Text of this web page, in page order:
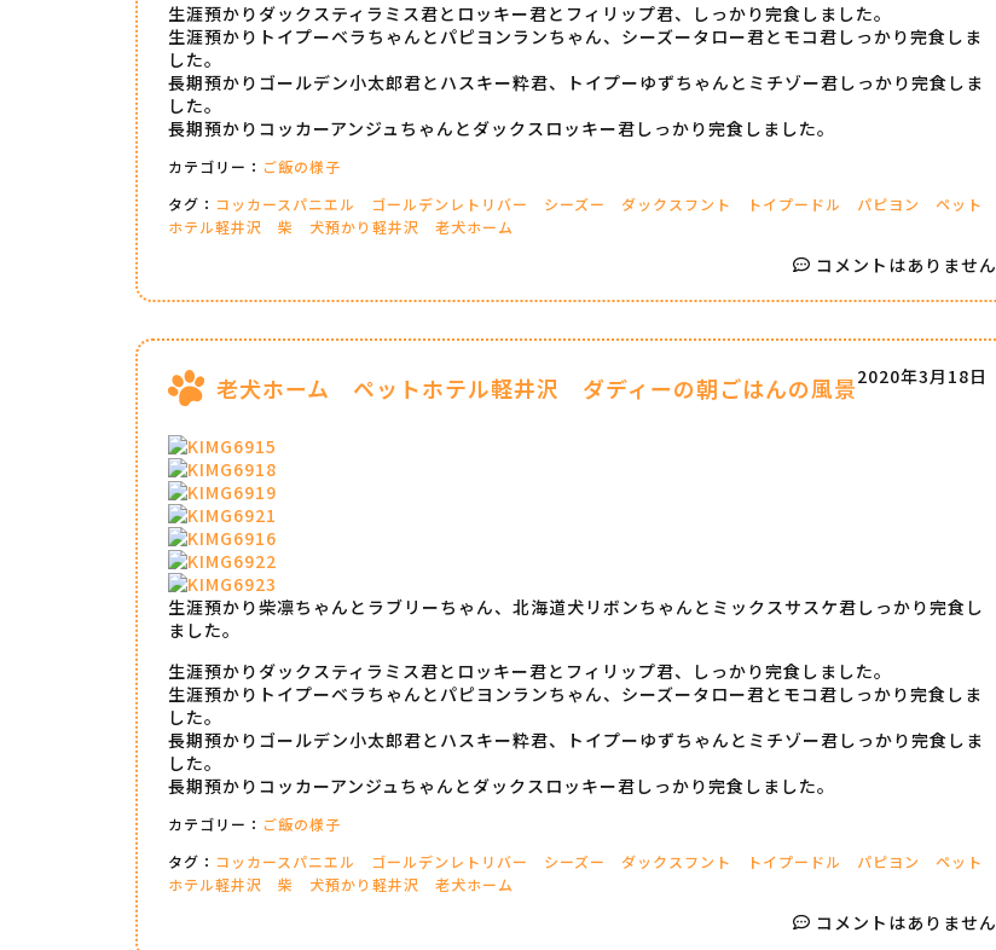
生涯預かりダックスティラミス君とロッキー君とフィリップ君、しっかり完食しました。
生涯預かりトイプーベラちゃんとパピヨンランちゃん、シーズータロー君とモコ君しっかり完食しま
した。
長期預かりゴールデン小太郎君とハスキー粋君、トイプーゆずちゃんとミチゾー君しっかり完食しま
した。
長期預かりコッカーアンジュちゃんとダックスロッキー君しっかり完食しました。
カテゴリー： ご飯の様子
タグ： コッカースパニエル ゴールデンレトリバー シーズー ダックスフント トイプードル パピヨン
ペット
ホテル軽井沢
柴 犬預かり軽井沢 老犬ホーム
コメントはありません
老犬ホーム ペットホテル軽井沢 ダディーの朝ごはんの風景2020年3月18日
生涯預かり柴凛ちゃんとラブリーちゃん、北海道犬リボンちゃんとミックスサスケ君しっかり完食し
ました。
生涯預かりダックスティラミス君とロッキー君とフィリップ君、しっかり完食しました。
生涯預かりトイプーベラちゃんとパピヨンランちゃん、シーズータロー君とモコ君しっかり完食しま
した。
長期預かりゴールデン小太郎君とハスキー粋君、トイプーゆずちゃんとミチゾー君しっかり完食しま
した。
長期預かりコッカーアンジュちゃんとダックスロッキー君しっかり完食しました。
カテゴリー： ご飯の様子
タグ： コッカースパニエル ゴールデンレトリバー シーズー ダックスフント トイプードル パピヨン
ペット
ホテル軽井沢
柴 犬預かり軽井沢 老犬ホーム
コメントはありません